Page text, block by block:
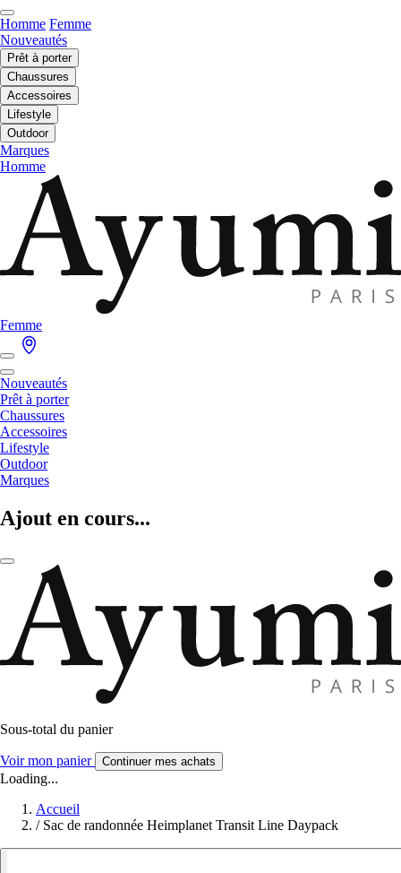
Homme Femme
Nouveautés
Prêt à porter
Chaussures
Accessoires
Lifestyle
Outdoor
Marques
Homme
Femme
Nouveautés
Prêt à porter
Chaussures
Accessoires
Lifestyle
Outdoor
Marques
Ajout en cours...
Sous-total du panier
Voir mon panier Continuer mes achats
Loading...
Accueil
/ Sac de randonnée Heimplanet Transit Line Daypack